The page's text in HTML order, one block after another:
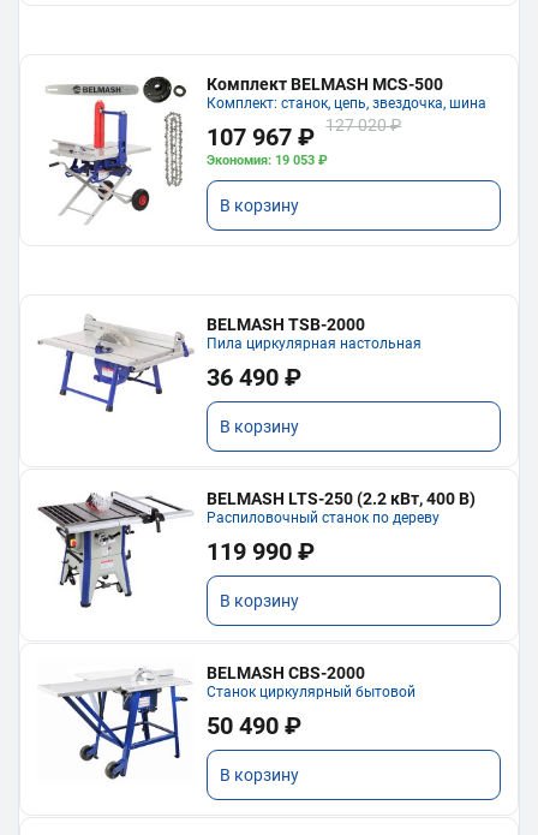
Комплект BELMASH MCS-500
Комплект: станок, цепь, звездочка, шина
107 967 ₽ 127 020 ₽
Экономия: 19 053 ₽
В корзину
BELMASH TSB-2000
Пила циркулярная настольная
36 490 ₽
В корзину
BELMASH LTS-250 (2.2 кВт, 400 В)
Распиловочный станок по дереву
119 990 ₽
В корзину
BELMASH CBS-2000
Станок циркулярный бытовой
50 490 ₽
В корзину